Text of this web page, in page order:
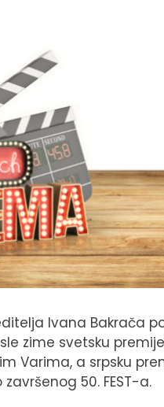
Ivana Bakrača
zime svetsku
Varima, a srpsku
50. FEST-a.